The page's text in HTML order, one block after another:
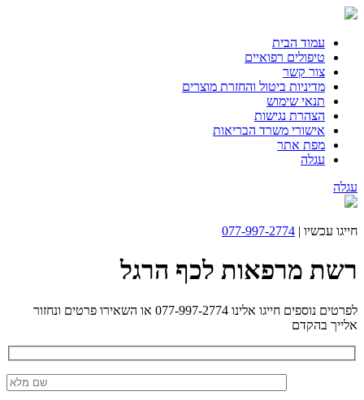
עמוד הבית
טיפולים רפואיים
צור קשר
מדיניות ביטול והחזרת מוצרים
תנאי שימוש
הצהרת נגישות
אישורי משרד הבריאות
מפת אתר
עגלה
עגלה
חייגו עכשיו | 077-997-2774
רשת מרפאות לכף הרגל
לפרטים נוספים חייגו אלינו 077-997-2774 או השאירו פרטים ונחזור
אלייך בהקדם